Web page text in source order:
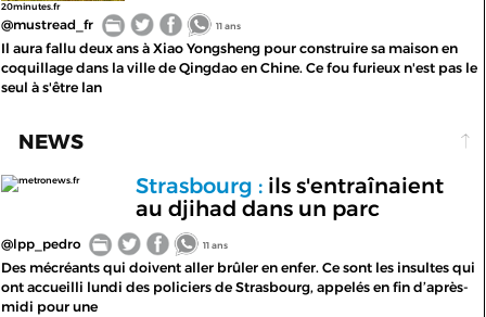
20minutes.fr
@mustread_fr 11 ans
Il aura fallu deux ans à Xiao Yongsheng pour construire sa maison en
coquillage dans la ville de Qingdao en Chine. Ce fou furieux n'est pas le
seul à s'être lan
NEWS
metronews.fr Strasbourg :ils s'entraînaient
au djihad dans un parc
@lpp_pedro 11 ans
Des mécréants qui doivent aller brûler en enfer. Ce sont les insultes qui
ont accueilli lundi des policiers de Strasbourg, appelés en fin d’après-
midi pour une